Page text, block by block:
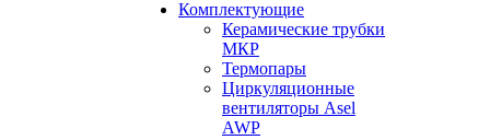
Комплектующие
Керамические трубки
МКР
Термопары
Циркуляционные
вентиляторы Asel
AWP